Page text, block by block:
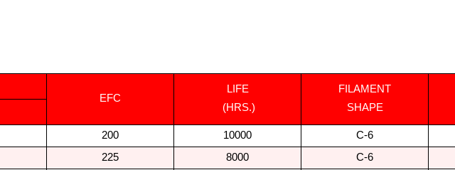
EFC
LIFE
(HRS.)
FILAMENT
SHAPE
200 10000 C-6
225 8000 C-6